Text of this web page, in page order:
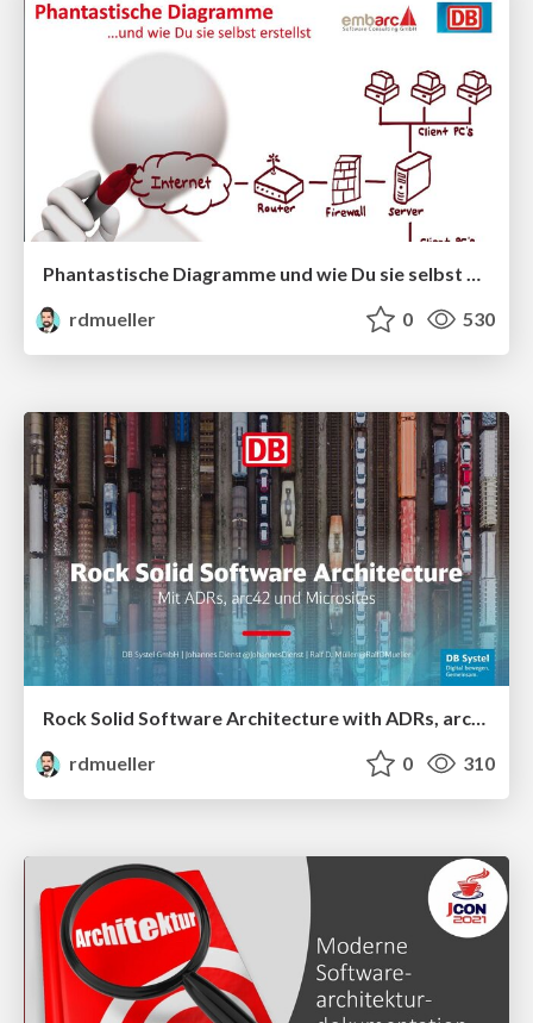
Phantastische Diagramme und wie Du sie selbst erstellst
rdmueller
0 530
Rock Solid Software Architecture with ADRs, arc42 and Microsites
rdmueller
0 310